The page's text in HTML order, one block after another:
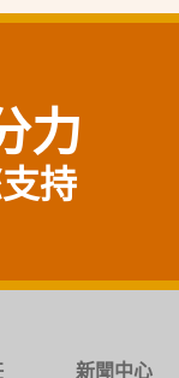
力
持
新聞中心